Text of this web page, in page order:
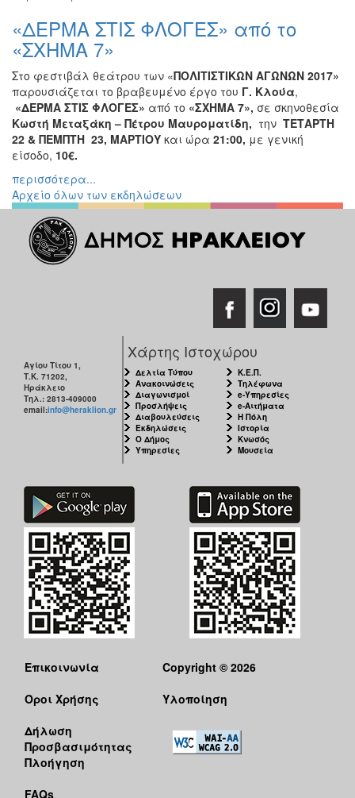
«ΔΕΡΜΑ ΣΤΙΣ ΦΛΟΓΕΣ» από το
«ΣΧΗΜΑ 7»
Στο φεστιβάλ θεάτρου των «ΠΟΛΙΤΙΣΤΙΚΩΝ ΑΓΩΝΩΝ 2017»
παρουσιάζεται το βραβευμένο έργο του Γ. Κλούα,
«ΔΕΡΜΑ ΣΤΙΣ ΦΛΟΓΕΣ» από το «ΣΧΗΜΑ 7», σε σκηνοθεσία
Κωστή Μεταξάκη – Πέτρου Μαυροματίδη, την ΤΕΤΑΡΤΗ
22 & ΠΕΜΠΤΗ 23, ΜΑΡΤΙΟΥ και ώρα 21:00, με γενική
είσοδο, 10€.
περισσότερα...
Αρχείο όλων των εκδηλώσεων
Αγίου Τίτου 1,
Τ.Κ. 71202,
Ηράκλειο
Τηλ.: 2813-409000
email:info@heraklion.gr
Χάρτης Ιστοχώρου
Δελτία Τύπου
Ανακοινώσεις
Διαγωνισμοί
Προσλήψεις
Διαβουλεύσεις
Εκδηλώσεις
Ο Δήμος
Υπηρεσίες
Κ.Ε.Π.
Τηλέφωνα
e-Υπηρεσίες
e-Αιτήματα
Η Πόλη
Ιστορία
Κνωσός
Μουσεία
Επικοινωνία
Όροι Χρήσης
Δήλωση
Προσβασιμότητας
Πλοήγηση
FAQs
Copyright © 2026
Υλοποίηση